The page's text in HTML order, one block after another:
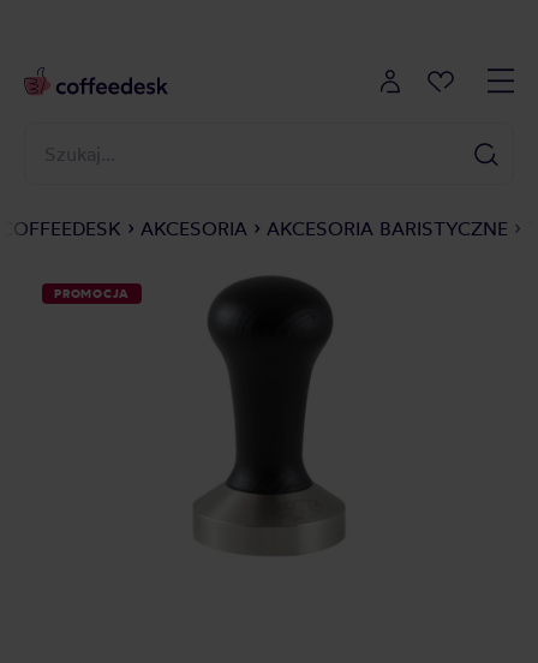
COFFEEDESK AKCESORIA AKCESORIA BARISTYCZNE
PROMOCJA